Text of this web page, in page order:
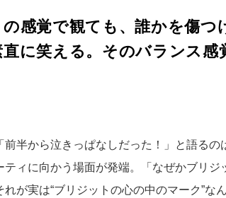
の感覚で観ても、誰かを傷
に笑える。そのバランス感
前半から泣きっぱなしだった！」と語るの
ティに向かう場面が発端。「なぜかブリジ
れが実は“ブリジットの心の中のマーク”な